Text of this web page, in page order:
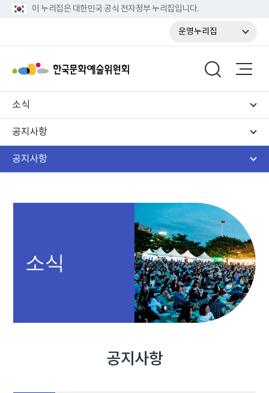
이 누리집은 대한민국 공식 전자정부 누리집입니다.
운영누리집
소식
공지사항
공지사항
소식
공지사항